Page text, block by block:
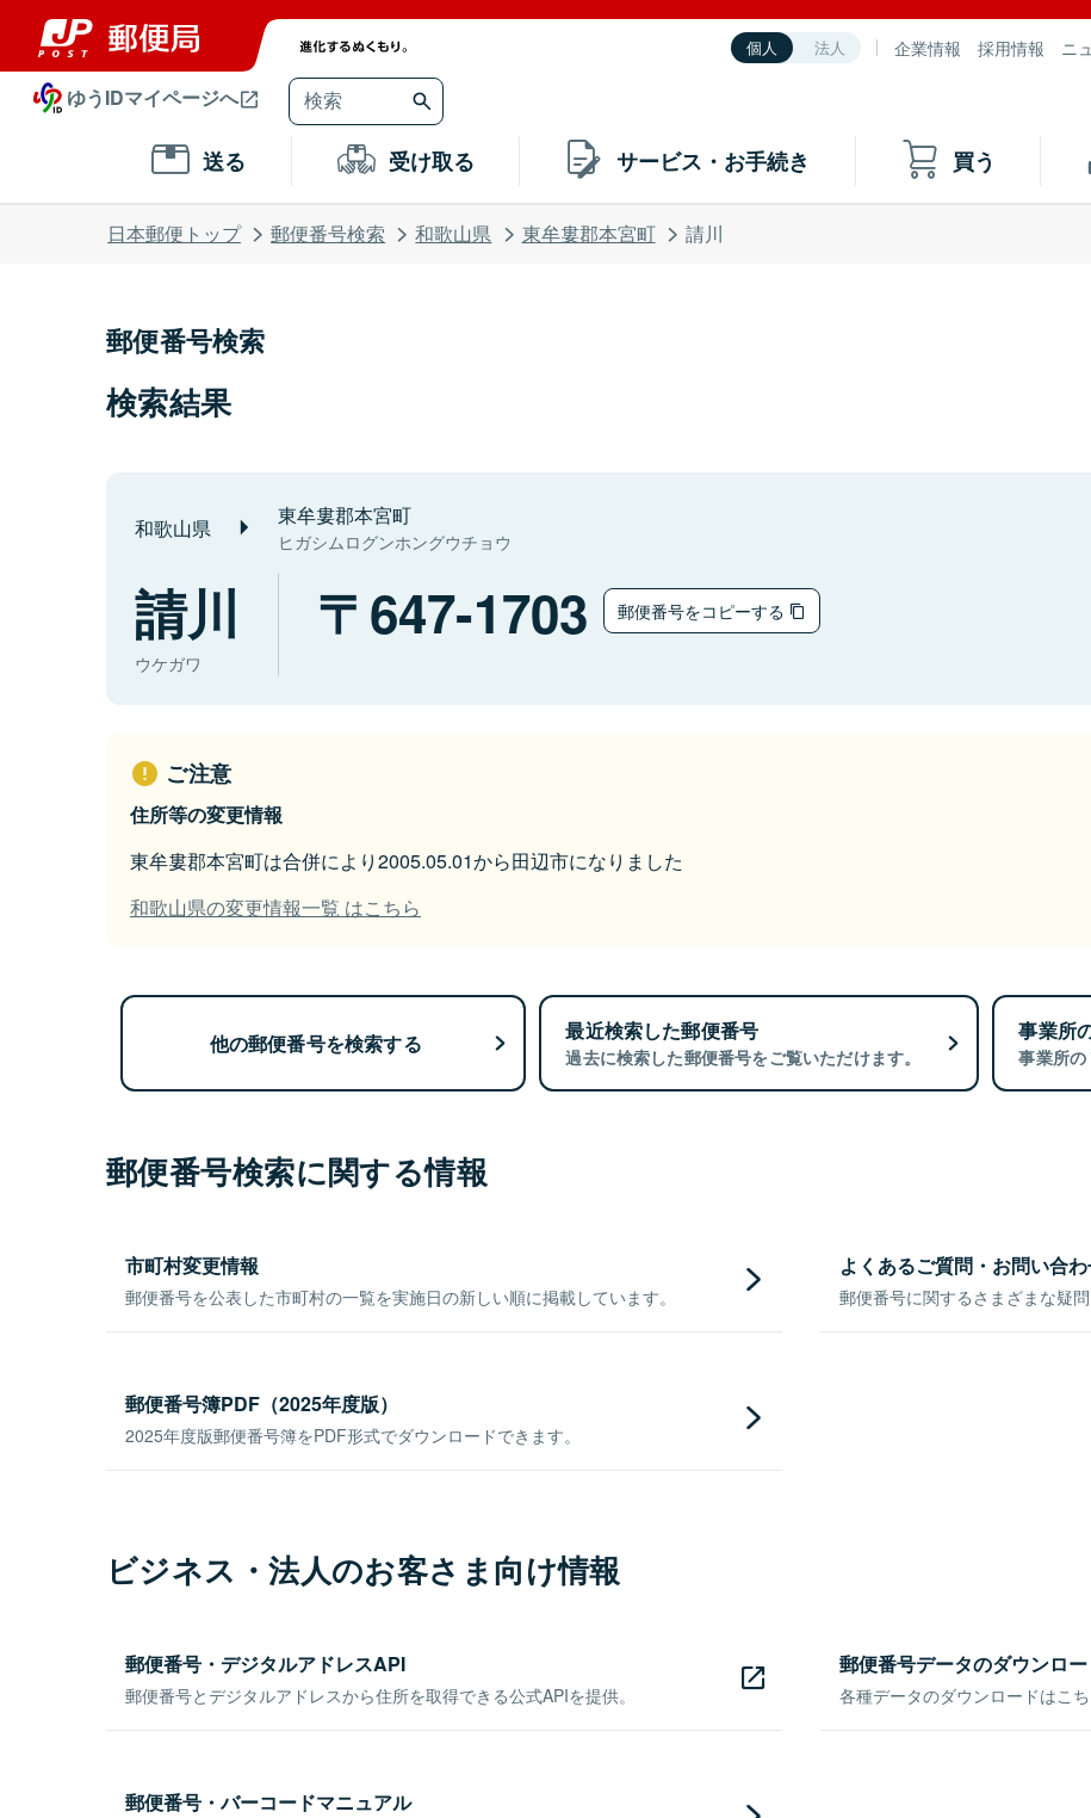
個人 法人 企業情報 採用情報 ニ
ゆうIDマイページへ
送る 受け取る サービス・お手続き 買う
日本郵便トップ 郵便番号検索 和歌山県 東牟婁郡本宮町 請川
郵便番号検索
検索結果
和歌山県 東牟婁郡本宮町
ヒガシムログンホングウチョウ
請川
ウケガワ
647-1703 郵便番号をコピーする
ご注意
住所等の変更情報
東牟婁郡本宮町は合併により2005.05.01から田辺市になりました
和歌山県の変更情報一覧 はこちら
他の郵便番号を検索する 最近検索した郵便番号
過去に検索した郵便番号をご覧いただけます。
事業所
事業所の
郵便番号検索に関する情報
市町村変更情報
郵便番号を公表した市町村の一覧を実施日の新しい順に掲載しています。
よくあるご質問・お問い合
郵便番号に関するさまざまな疑問
郵便番号簿PDF（2025年度版）
2025年度版郵便番号簿をPDF形式でダウンロードできます。
ビジネス・法人のお客さま向け情報
郵便番号・デジタルアドレスAPI
郵便番号とデジタルアドレスから住所を取得できる公式APIを提供。
郵便番号データのダウンロ
各種データのダウンロードはこ
郵便番号・バーコードマニュアル